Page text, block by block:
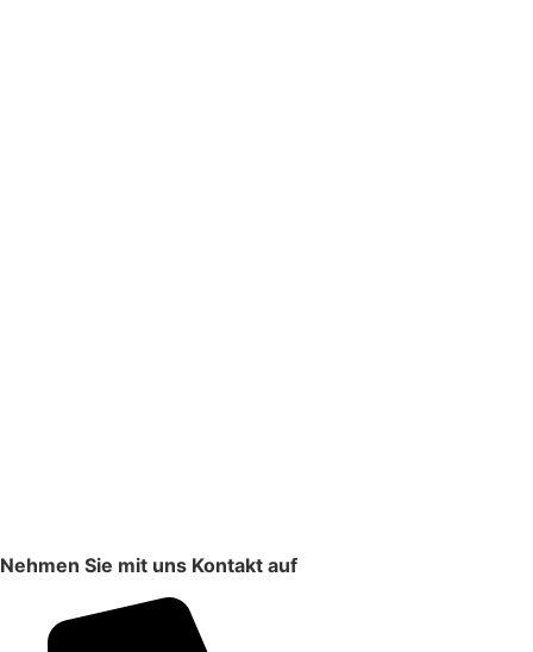
Nehmen Sie mit uns Kontakt auf